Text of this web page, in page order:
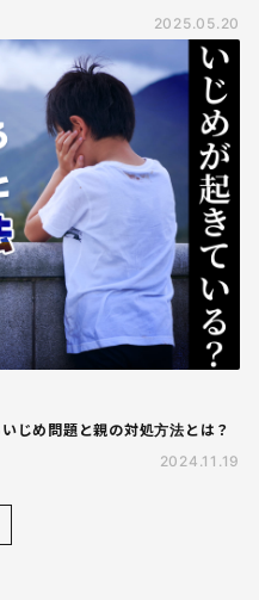
2025.05.20
じめ問題と親の対処方法とは？
2024.11.19